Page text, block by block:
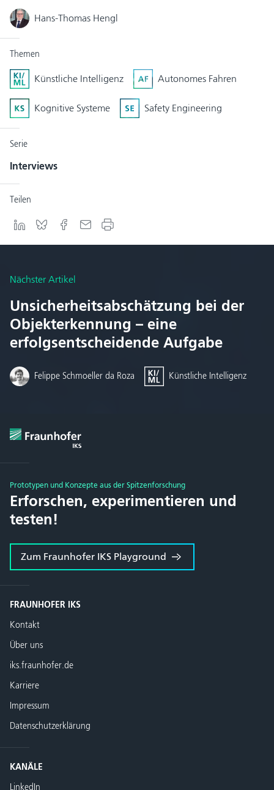
Hans-Thomas Hengl
Themen
Künstliche Intelligenz Autonomes Fahren
Kognitive Systeme Safety Engineering
Serie
Interviews
Teilen
Nächster Artikel
Unsicherheitsabschätzung bei der
Objekterkennung – eine
erfolgsentscheidende Aufgabe
Felippe Schmoeller da Roza Künstliche Intelligenz
Prototypen und Konzepte aus der Spitzenforschung
Erforschen, experimentieren und
testen!
Zum Fraunhofer IKS Playground
FRAUNHOFER IKS
Kontakt
Über uns
iks.fraunhofer.de
Karriere
Impressum
Datenschutzerklärung
KANÄLE
LinkedIn